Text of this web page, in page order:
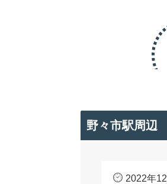
野々市駅周辺
2022年